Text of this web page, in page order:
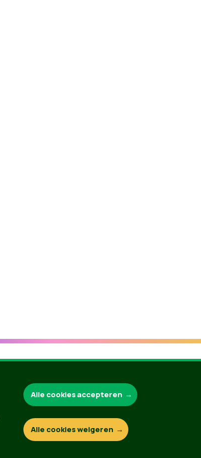
Groen.be
Alle cookies accepteren
Alle cookies weigeren